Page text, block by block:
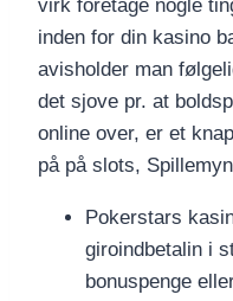
virk foretage nogle
inden for din kasino
avisholder man
det sjove pr. at
online over, er et
på på slots,
Pokerstars
giroindbetalin i
bonuspenge